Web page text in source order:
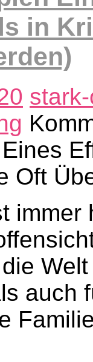
in
Oft
auch